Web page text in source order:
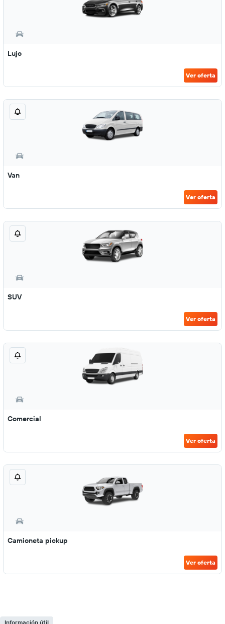
Lujo
Ver oferta
Van
Ver oferta
SUV
Ver oferta
Comercial
Ver oferta
Camioneta pickup
Ver oferta
Información útil